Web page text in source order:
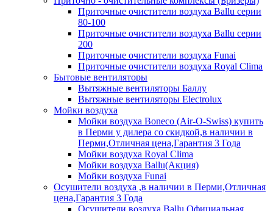
Приточные очистители воздуха Ballu серии
80-100
Приточные очистители воздуха Ballu серии
200
Приточные очистители воздуха Funai
Приточные очистители воздуха Royal Clima
Бытовые вентиляторы
Вытяжные вентиляторы Баллу
Вытяжные вентиляторы Electrolux
Мойки воздуха
Мойки воздуха Boneco (Air-O-Swiss) купить
в Перми у дилера со скидкой,в наличии в
Перми,Отличная цена,Гарантия 3 Года
Мойки воздуха Royal Clima
Мойки воздуха Ballu(Акция)
Мойки воздуха Funai
Осушители воздуха ,в наличии в Перми,Отличная
цена,Гарантия 3 Года
Осушители воздуха Ballu Официальная